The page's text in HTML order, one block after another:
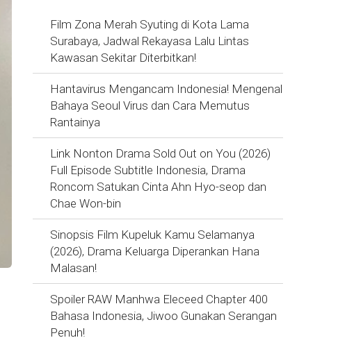
Film Zona Merah Syuting di Kota Lama
Surabaya, Jadwal Rekayasa Lalu Lintas
Kawasan Sekitar Diterbitkan!
Hantavirus Mengancam Indonesia! Mengenal
Bahaya Seoul Virus dan Cara Memutus
Rantainya
Link Nonton Drama Sold Out on You (2026)
Full Episode Subtitle Indonesia, Drama
Roncom Satukan Cinta Ahn Hyo-seop dan
Chae Won-bin
Sinopsis Film Kupeluk Kamu Selamanya
(2026), Drama Keluarga Diperankan Hana
Malasan!
Spoiler RAW Manhwa Eleceed Chapter 400
Bahasa Indonesia, Jiwoo Gunakan Serangan
Penuh!